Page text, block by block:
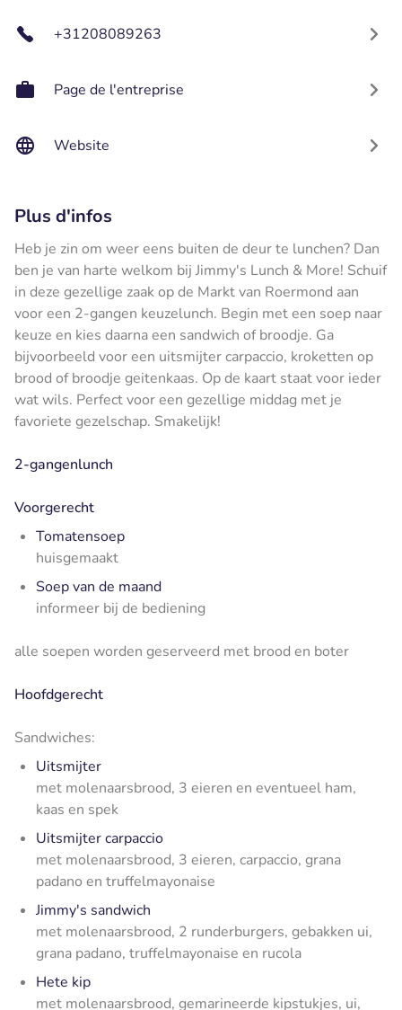
+31208089263
Page de l'entreprise
Website
Plus d'infos
Heb je zin om weer eens buiten de deur te lunchen? Dan
ben je van harte welkom bij Jimmy's Lunch & More! Schuif
in deze gezellige zaak op de Markt van Roermond aan
voor een 2-gangen keuzelunch. Begin met een soep naar
keuze en kies daarna een sandwich of broodje. Ga
bijvoorbeeld voor een uitsmijter carpaccio, kroketten op
brood of broodje geitenkaas. Op de kaart staat voor ieder
wat wils. Perfect voor een gezellige middag met je
favoriete gezelschap. Smakelijk!
2-gangenlunch
Voorgerecht
Tomatensoep
huisgemaakt
Soep van de maand
informeer bij de bediening
alle soepen worden geserveerd met brood en boter
Hoofdgerecht
Sandwiches:
Uitsmijter
met molenaarsbrood, 3 eieren en eventueel ham,
kaas en spek
Uitsmijter carpaccio
met molenaarsbrood, 3 eieren, carpaccio, grana
padano en truffelmayonaise
Jimmy's sandwich
met molenaarsbrood, 2 runderburgers, gebakken ui,
grana padano, truffelmayonaise en rucola
Hete kip
met molenaarsbrood, gemarineerde kipstukjes, ui,